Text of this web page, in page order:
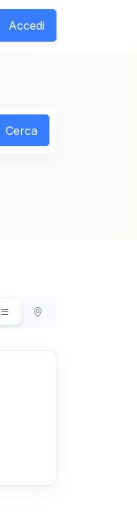
Accedi
Cerca